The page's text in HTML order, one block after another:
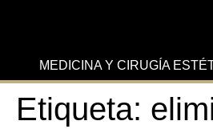
MEDICINA Y CIRUGÍA
Etiqueta: